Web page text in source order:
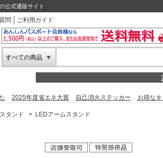
公式通販サイト
問 ご利用ガイド
すべての商品
2025年度省エネ大賞 自己消火ステッカー お得な
タンド > LEDアームスタンド